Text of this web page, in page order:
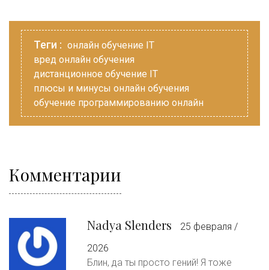
Теги : онлайн обучение IT
вред онлайн обучения
дистанционное обучение IT
плюсы и минусы онлайн обучения
обучение программированию онлайн
Комментарии
Nadya Slenders
25 февраля /
2026
Блин, да ты просто гений! Я тоже